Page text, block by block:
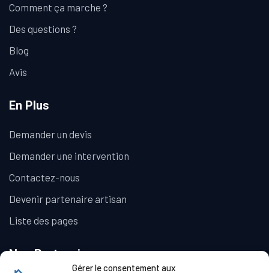
Gérer le consentement aux
Comment ça marche ?
Des questions ?
Blog
Avis
En Plus
Demander un devis
Demander une intervention
Contactez-nous
Devenir partenaire artisan
Liste des pages
Nos Partenaires